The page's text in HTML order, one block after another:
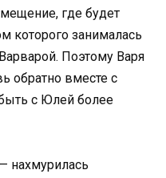
где будет
которого занималась
Поэтому Варя
обратно вместе с
с Юлей более
нахмурилась